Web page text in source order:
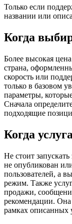
Только если
названии или
Когда
Более высокая
страна,
скорость или
только в базовом
параметры,
Сначала
подходящие
Когда
Не стоит
не опубликован
пользователей, а
режим. Также
продажи,
рекомендации. Она
рамках описанных